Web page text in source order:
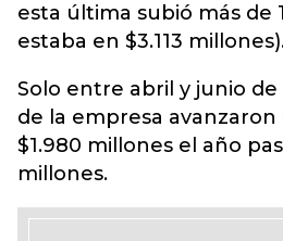
esta última subió más de
estaba en $3.113
Solo entre abril y junio de
de la empresa avanzaron
$1.980 millones el año
millones.